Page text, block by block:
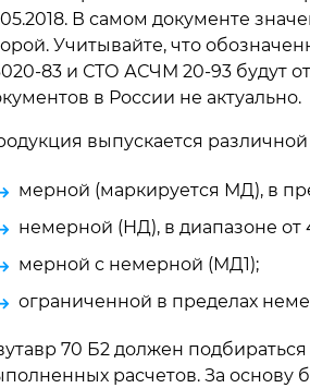
В самом документе
Учитывайте, что
83 и СТО АСЧМ 20-93 будут
в России не актуально.
выпускается
мерной (маркируется МД), в
немерной (НД), в диапазоне от
мерной с немерной (МД1);
ограниченной в пределах
70 Б2 должен
расчетов. За основу